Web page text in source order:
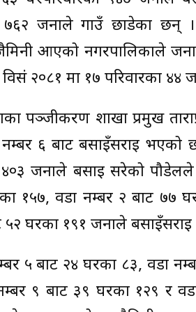
७६२ जनाले गाउँ छाडेका छन्
आएको नगरपालिकाले
२०८१ मा १७ परिवारका
पञ्जीकरण शाखा प्रमुख
६ बाट बसाइँसराइ भएको
४०३ जनाले बसाइ सरेको
१५७, वडा नम्बर २ बाट ७७
५२ घरका १९१ जनाले
५ बाट २४ घरका ८३, वडा
९ बाट ३९ घरका १२९ र